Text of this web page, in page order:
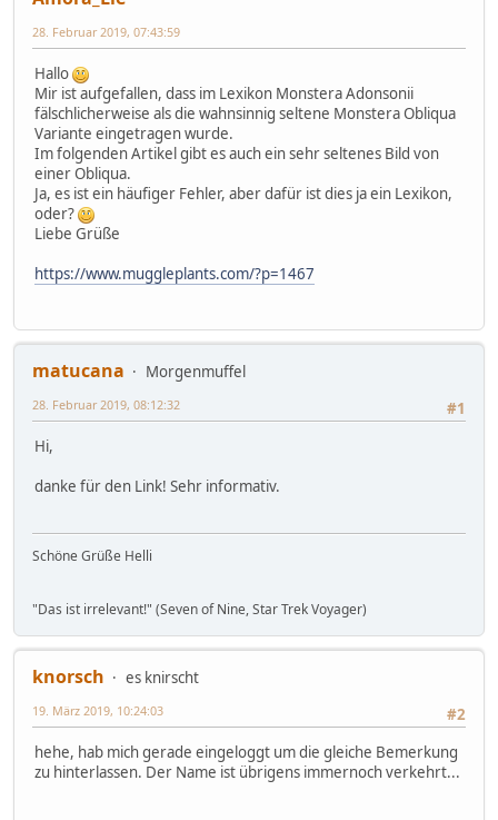
28. Februar 2019, 07:43:59
Hallo
Mir ist aufgefallen, dass im Lexikon Monstera Adonsonii
fälschlicherweise als die wahnsinnig seltene Monstera Obliqua
Variante eingetragen wurde.
Im folgenden Artikel gibt es auch ein sehr seltenes Bild von
einer Obliqua.
Ja, es ist ein häufiger Fehler, aber dafür ist dies ja ein Lexikon,
oder?
Liebe Grüße
https://www.muggleplants.com/?p=1467
matucana
Morgenmuffel
#1
28. Februar 2019, 08:12:32
Hi,
danke für den Link! Sehr informativ.
Schöne Grüße Helli
"Das ist irrelevant!" (Seven of Nine, Star Trek Voyager)
knorsch
es knirscht
#2
19. März 2019, 10:24:03
hehe, hab mich gerade eingeloggt um die gleiche Bemerkung
zu hinterlassen. Der Name ist übrigens immernoch verkehrt...